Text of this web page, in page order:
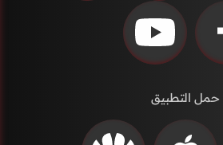
حمل التطبيق